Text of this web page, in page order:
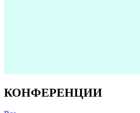
КОНФЕРЕНЦИИ